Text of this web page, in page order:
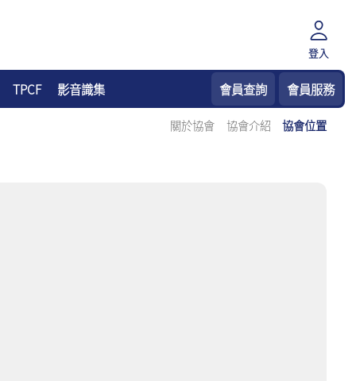
登入
TPCF 影音識集 會員查詢 會員服務
關於協會 協會介紹 協會位置